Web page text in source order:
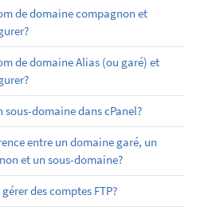
de domaine compagnon et
de domaine Alias (ou garé) et
sous-domaine dans cPanel?
entre un domaine garé, un
et un sous-domaine?
des comptes FTP?